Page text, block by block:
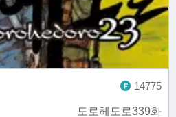
도로헤도로339화
14775